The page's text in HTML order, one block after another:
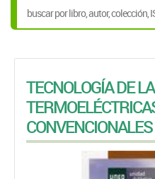
TECNOLOGÍA DE
CONVENCIONALES